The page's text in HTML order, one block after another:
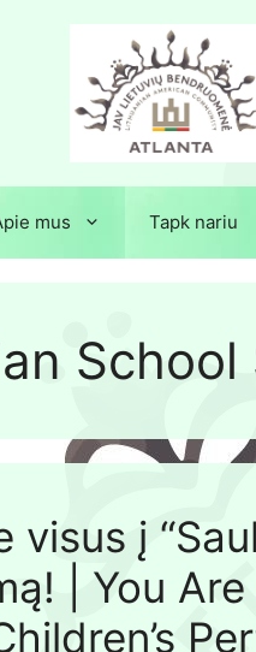
mus Tapk nariu
School
visus į
| You